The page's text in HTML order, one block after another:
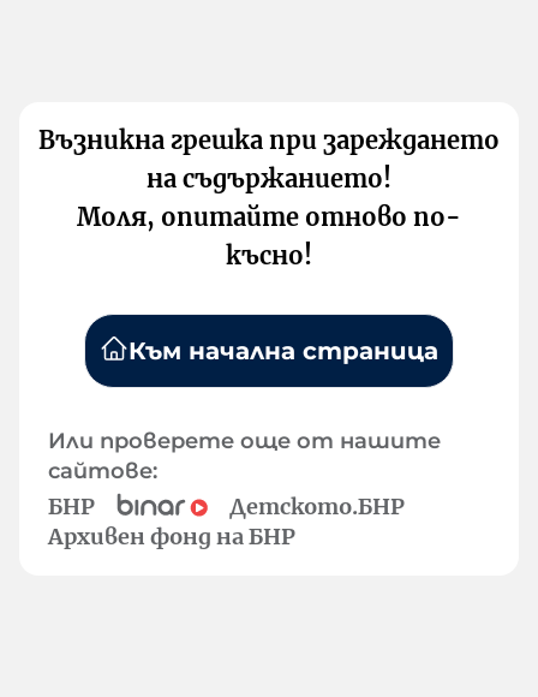
Възникна грешка при зареждането
на съдържанието!
Моля, опитайте отново по-
късно!
Към начална страница
Или проверете още от нашите
сайтове:
БНР
Детското.БНР
Архивен фонд на БНР